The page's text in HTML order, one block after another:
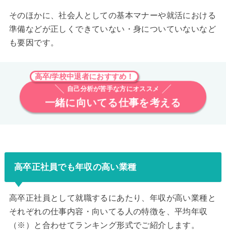
そのほかに、社会人としての基本マナーや就活における
準備などが正しくできていない・身についていないなど
も要因です。
高卒/学校中退者におすすめ！
自己分析が苦手な方にオススメ
一緒に向いてる仕事を考える
高卒正社員でも年収の高い業種
高卒正社員として就職するにあたり、年収が高い業種と
それぞれの仕事内容・向いてる人の特徴を、平均年収
（※）と合わせてランキング形式でご紹介します。